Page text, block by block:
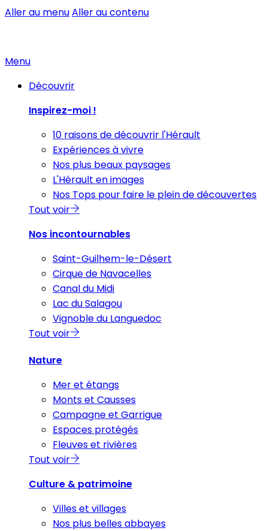
Aller au menuAller au contenu
Menu
Découvrir
Inspirez-moi !
10 raisons de découvrir l'Hérault
Expériences à vivre
Nos plus beaux paysages
L'Hérault en images
Nos Tops pour faire le plein de découvertes
Tout voir
Nos incontournables
Saint-Guilhem-le-Désert
Cirque de Navacelles
Canal du Midi
Lac du Salagou
Vignoble du Languedoc
Tout voir
Nature
Mer et étangs
Monts et Causses
Campagne et Garrigue
Espaces protégés
Fleuves et rivières
Tout voir
Culture & patrimoine
Villes et villages
Nos plus belles abbayes